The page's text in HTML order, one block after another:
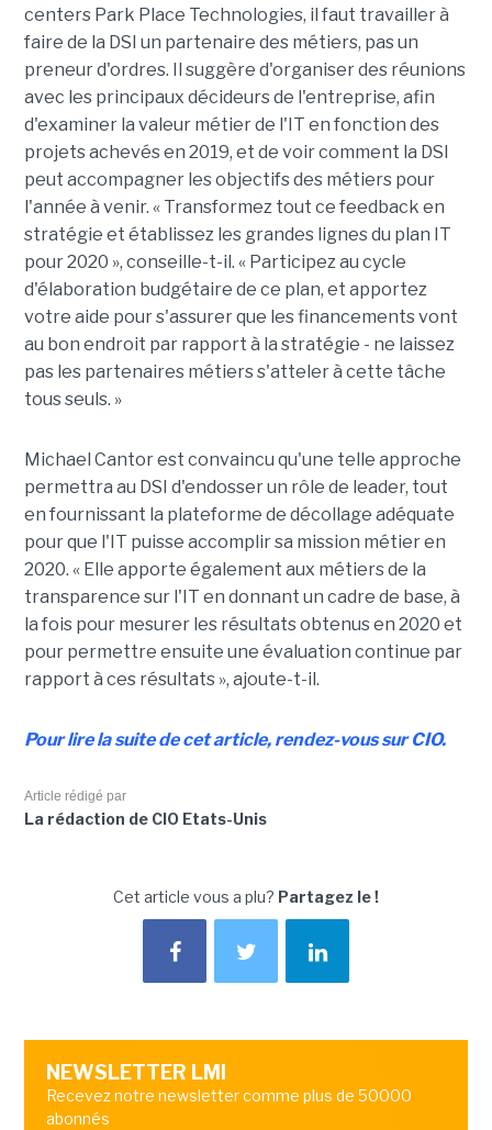
centers Park Place Technologies, il faut travailler à
faire de la DSI un partenaire des métiers, pas un
preneur d'ordres. Il suggère d'organiser des réunions
avec les principaux décideurs de l'entreprise, afin
d'examiner la valeur métier de l'IT en fonction des
projets achevés en 2019, et de voir comment la DSI
peut accompagner les objectifs des métiers pour
l'année à venir. « Transformez tout ce feedback en
stratégie et établissez les grandes lignes du plan IT
pour 2020 », conseille-t-il. « Participez au cycle
d'élaboration budgétaire de ce plan, et apportez
votre aide pour s'assurer que les financements vont
au bon endroit par rapport à la stratégie - ne laissez
pas les partenaires métiers s'atteler à cette tâche
tous seuls. »
Michael Cantor est convaincu qu'une telle approche
permettra au DSI d'endosser un rôle de leader, tout
en fournissant la plateforme de décollage adéquate
pour que l'IT puisse accomplir sa mission métier en
2020. « Elle apporte également aux métiers de la
transparence sur l'IT en donnant un cadre de base, à
la fois pour mesurer les résultats obtenus en 2020 et
pour permettre ensuite une évaluation continue par
rapport à ces résultats », ajoute-t-il.
Pour lire la suite de cet article, rendez-vous sur CIO.
Article rédigé par
La rédaction de CIO Etats-Unis
Cet article vous a plu? Partagez le !
NEWSLETTER LMI
Recevez notre newsletter comme plus de 50000
abonnés